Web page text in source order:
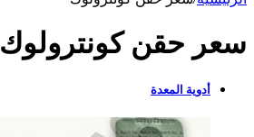
سعر حقن كونترولوك
أدوية المعدة